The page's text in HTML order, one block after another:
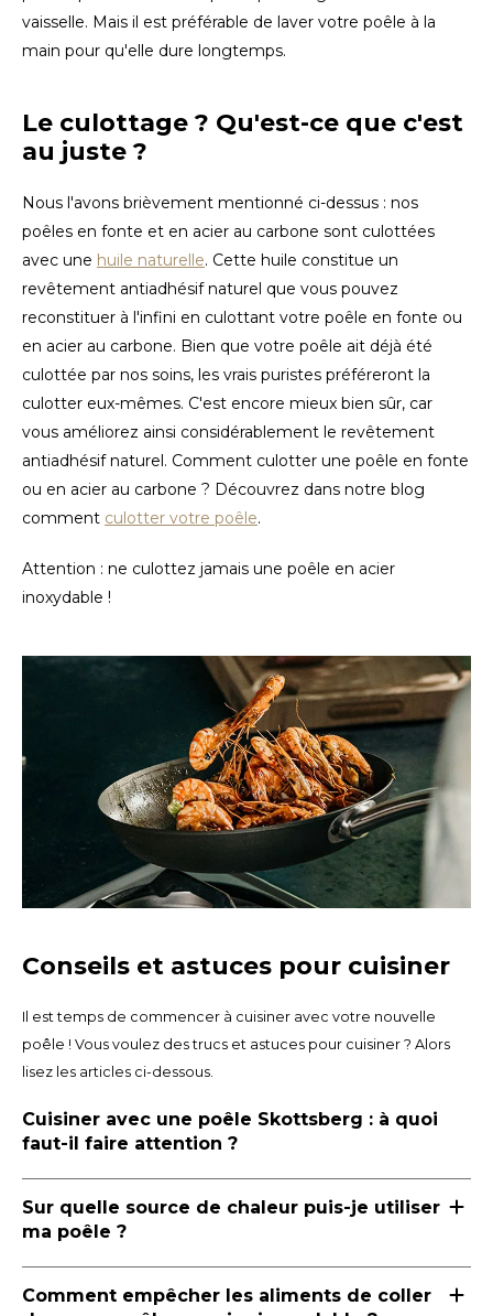
vaisselle. Mais il est préférable de laver votre poêle à la
main pour qu'elle dure longtemps.
Le culottage ? Qu'est-ce que c'est
au juste ?
Nous l'avons brièvement mentionné ci-dessus : nos
poêles en fonte et en acier au carbone sont culottées
avec une huile naturelle. Cette huile constitue un
revêtement antiadhésif naturel que vous pouvez
reconstituer à l'infini en culottant votre poêle en fonte ou
en acier au carbone. Bien que votre poêle ait déjà été
culottée par nos soins, les vrais puristes préféreront la
culotter eux-mêmes. C'est encore mieux bien sûr, car
vous améliorez ainsi considérablement le revêtement
antiadhésif naturel. Comment culotter une poêle en fonte
ou en acier au carbone ? Découvrez dans notre blog
comment culotter votre poêle.
Attention : ne culottez jamais une poêle en acier
inoxydable !
Conseils et astuces pour cuisiner
Il est temps de commencer à cuisiner avec votre nouvelle
poêle ! Vous voulez des trucs et astuces pour cuisiner ? Alors
lisez les articles ci-dessous.
Cuisiner avec une poêle Skottsberg : à quoi
faut-il faire attention ?
Sur quelle source de chaleur puis-je utiliser
ma poêle ?
Comment empêcher les aliments de coller